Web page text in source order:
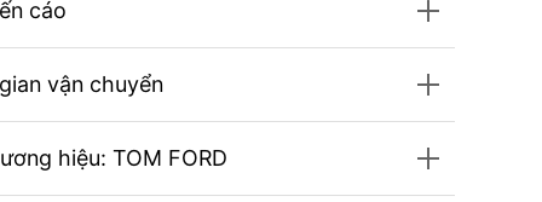
cáo
vận chuyển
hiệu: TOM FORD